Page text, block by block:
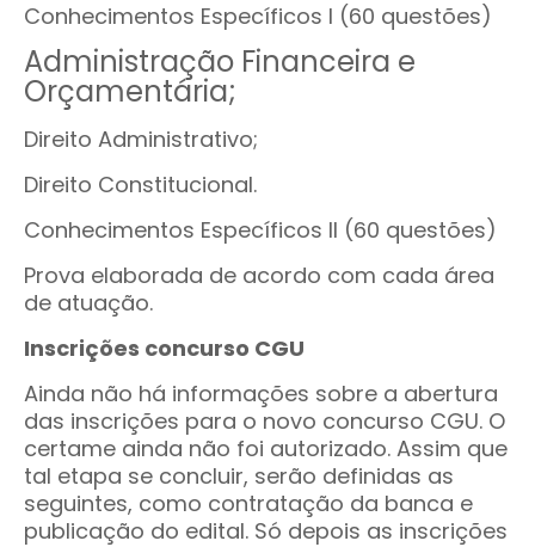
Conhecimentos Específicos I (60 questões)
Administração Financeira e
Orçamentária;
Direito Administrativo;
Direito Constitucional.
Conhecimentos Específicos II (60 questões)
Prova elaborada de acordo com cada área
de atuação.
Inscrições concurso CGU
Ainda não há informações sobre a abertura
das inscrições para o novo concurso CGU. O
certame ainda não foi autorizado. Assim que
tal etapa se concluir, serão definidas as
seguintes, como contratação da banca e
publicação do edital. Só depois as inscrições